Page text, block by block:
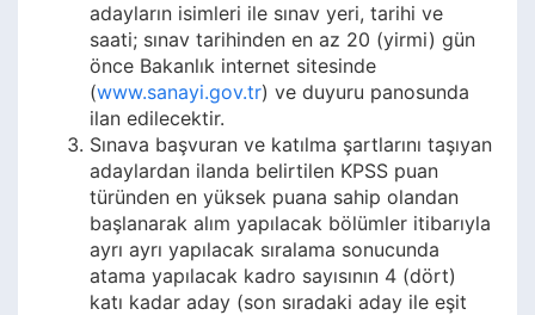
adayların isimleri ile sınav yeri, tarihi ve
saati; sınav tarihinden en az 20 (yirmi) gün
önce Bakanlık internet sitesinde
(www.sanayi.gov.tr) ve duyuru panosunda
ilan edilecektir.
Sınava başvuran ve katılma şartlarını taşıyan
adaylardan ilanda belirtilen KPSS puan
türünden en yüksek puana sahip olandan
başlanarak alım yapılacak bölümler itibarıyla
ayrı ayrı yapılacak sıralama sonucunda
atama yapılacak kadro sayısının 4 (dört)
katı kadar aday (son sıradaki aday ile eşit